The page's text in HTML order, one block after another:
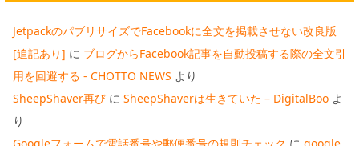
JetpackのパブリサイズでFacebookに全文を掲載させない改良版
[追記あり] に ブログからFacebook記事を自動投稿する際の全文引
用を回避する - CHOTTO NEWS より
SheepShaver再び に SheepShaverは生きていた – DigitalBoo よ
り